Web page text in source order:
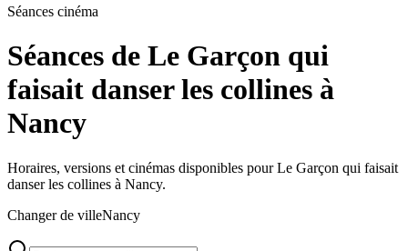
Séances cinéma
Séances de Le Garçon qui
faisait danser les collines à
Nancy
Horaires, versions et cinémas disponibles pour Le Garçon qui faisait
danser les collines à Nancy.
Changer de villeNancy